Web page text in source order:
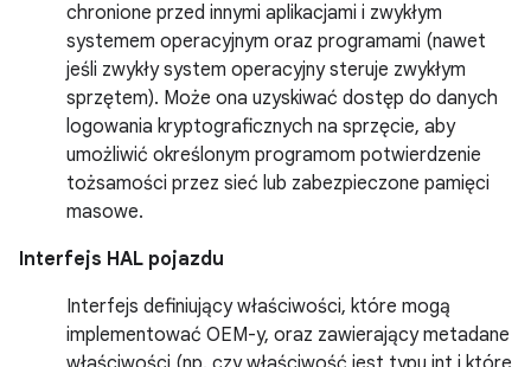
chronione przed innymi aplikacjami i zwykłym
systemem operacyjnym oraz programami (nawet
jeśli zwykły system operacyjny steruje zwykłym
sprzętem). Może ona uzyskiwać dostęp do danych
logowania kryptograficznych na sprzęcie, aby
umożliwić określonym programom potwierdzenie
tożsamości przez sieć lub zabezpieczone pamięci
masowe.
Interfejs HAL pojazdu
Interfejs definiujący właściwości, które mogą
implementować OEM-y, oraz zawierający metadane